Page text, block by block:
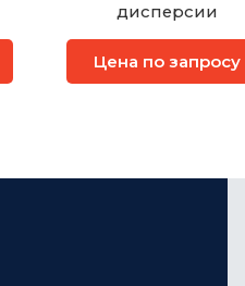
дисперсии
Цена по запросу